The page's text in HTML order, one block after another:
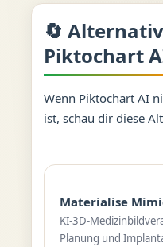
🔄
Piktochart
Wenn Piktochart AI
ist, schau dir diese
Materialise
KI-3D-
Planung und